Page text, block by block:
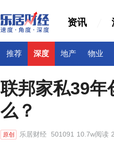
资讯
推荐 深度 地产 物业
联邦家私39年
么？
原创 乐居财经 501091 10.7w阅读